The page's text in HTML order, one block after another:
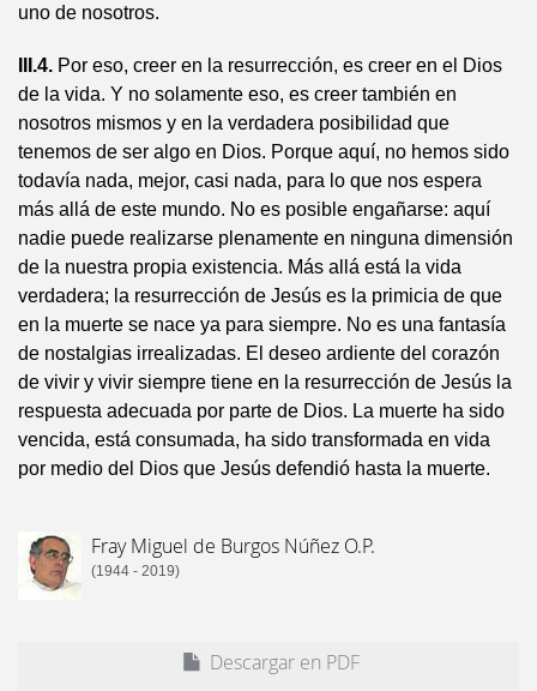
uno de nosotros.
III.4. Por eso, creer en la resurrección, es creer en el Dios
de la vida. Y no solamente eso, es creer también en
nosotros mismos y en la verdadera posibilidad que
tenemos de ser algo en Dios. Porque aquí, no hemos sido
todavía nada, mejor, casi nada, para lo que nos espera
más allá de este mundo. No es posible engañarse: aquí
nadie puede realizarse plenamente en ninguna dimensión
de la nuestra propia existencia. Más allá está la vida
verdadera; la resurrección de Jesús es la primicia de que
en la muerte se nace ya para siempre. No es una fantasía
de nostalgias irrealizadas. El deseo ardiente del corazón
de vivir y vivir siempre tiene en la resurrección de Jesús la
respuesta adecuada por parte de Dios. La muerte ha sido
vencida, está consumada, ha sido transformada en vida
por medio del Dios que Jesús defendió hasta la muerte.
Fray Miguel de Burgos Núñez O.P.
(1944 - 2019)
Descargar en PDF